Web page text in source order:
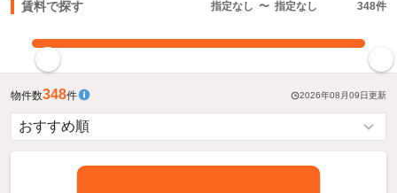
賃料で探す 指定なし 〜 指定なし 348件
物件数348件 2026年08月09日更新